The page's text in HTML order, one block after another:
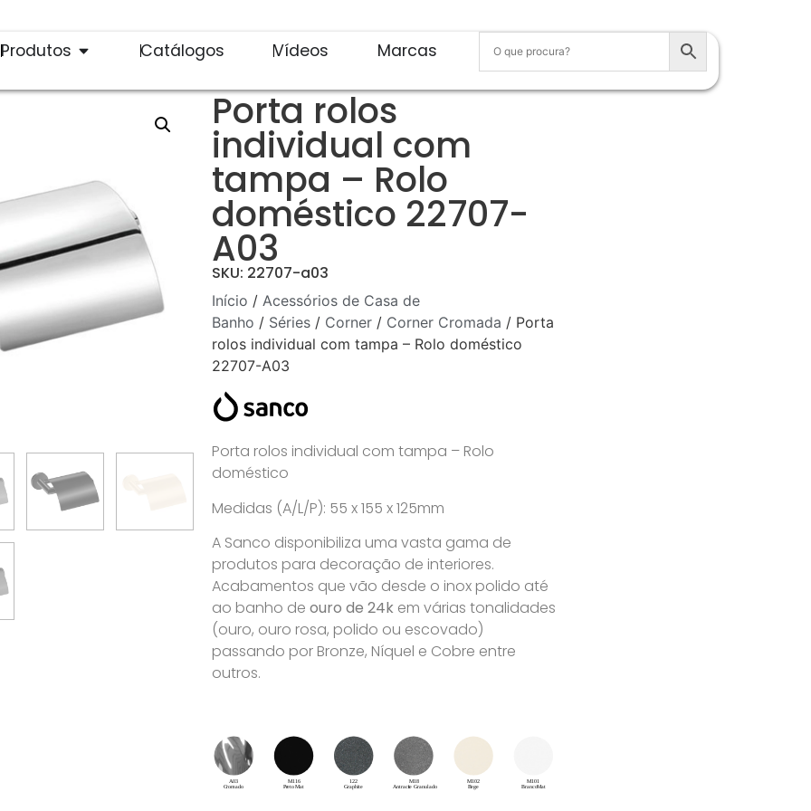
Produtos Catálogos Vídeos Marcas
Porta rolos
individual com
tampa – Rolo
doméstico 22707-
A03
SKU: 22707-a03
Início / Acessórios de Casa de
Banho / Séries/ Corner/ Corner Cromada / Porta
rolos individual com tampa – Rolo doméstico
22707-A03
Porta rolos individual com tampa – Rolo
doméstico
Medidas (A/L/P): 55 x 155 x 125mm
A Sanco disponibiliza uma vasta gama de
produtos para decoração de interiores.
Acabamentos que vão desde o inox polido até
ao banho de ouro de 24kem várias tonalidades
(ouro, ouro rosa, polido ou escovado)
passando por Bronze, Níquel e Cobre entre
outros.